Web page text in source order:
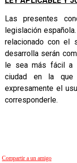
Las presentes
legislación
relacionado con
desarrolla serán
le sea más fácil a
ciudad en la que
expresamente el
corresponderle.
Compartir a un amigo